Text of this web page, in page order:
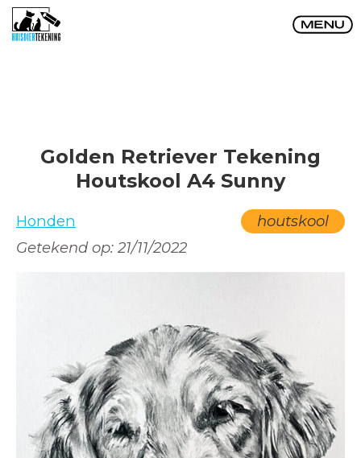
Golden Retriever Tekening
Houtskool A4 Sunny
Honden
houtskool
Getekend op:21/11/2022